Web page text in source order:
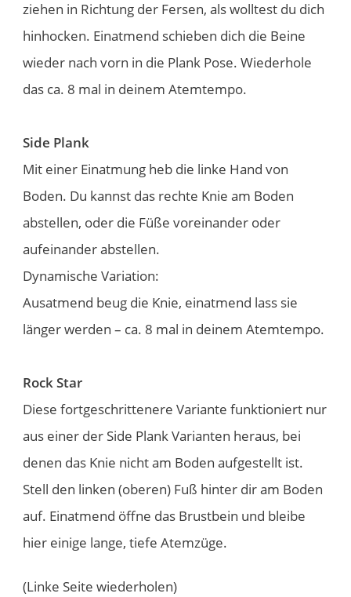
ziehen in Richtung der Fersen, als wolltest du dich
hinhocken. Einatmend schieben dich die Beine
wieder nach vorn in die Plank Pose. Wiederhole
das ca. 8 mal in deinem Atemtempo.
Side Plank
Mit einer Einatmung heb die linke Hand von
Boden. Du kannst das rechte Knie am Boden
abstellen, oder die Füße voreinander oder
aufeinander abstellen.
Dynamische Variation:
Ausatmend beug die Knie, einatmend lass sie
länger werden – ca. 8 mal in deinem Atemtempo.
Rock Star
Diese fortgeschrittenere Variante funktioniert nur
aus einer der Side Plank Varianten heraus, bei
denen das Knie nicht am Boden aufgestellt ist.
Stell den linken (oberen) Fuß hinter dir am Boden
auf. Einatmend öffne das Brustbein und bleibe
hier einige lange, tiefe Atemzüge.
(Linke Seite wiederholen)